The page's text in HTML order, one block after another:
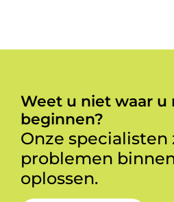
Weet u niet waar u
beginnen?
Onze
problemen
oplossen.